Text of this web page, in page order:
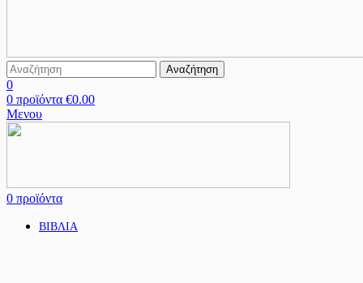
Αναζήτηση
0
0 προϊόντα €0.00
Μενου
0 προϊόντα
ΒΙΒΛΙΑ